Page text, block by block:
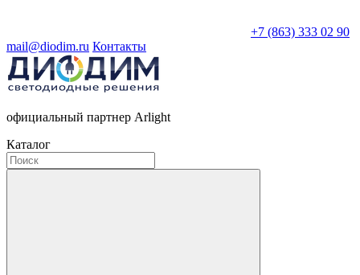
+7 (863) 333 02 90
mail@diodim.ru Контакты
официальный партнер Arlight
Каталог